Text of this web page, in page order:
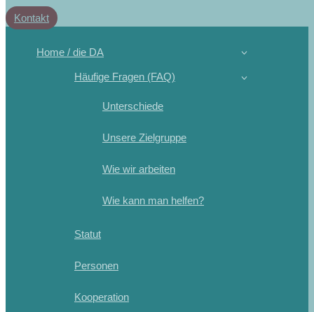
Kontakt
Home / die DA
Häufige Fragen (FAQ)
Unterschiede
Unsere Zielgruppe
Wie wir arbeiten
Wie kann man helfen?
Statut
Personen
Kooperation